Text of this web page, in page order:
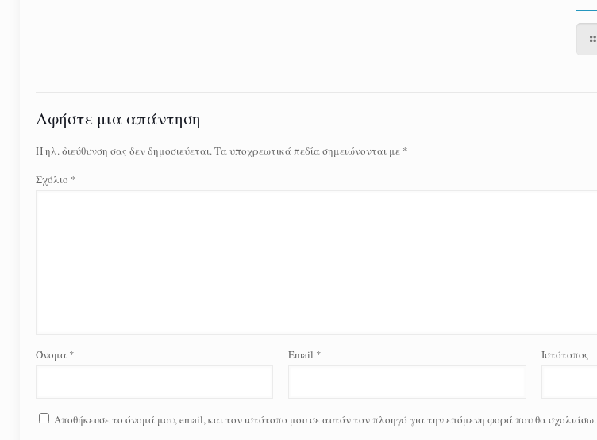
Αφήστε μια απάντηση
Η ηλ. διεύθυνση σας δεν δημοσιεύεται.Τα υποχρεωτικά πεδία σημειώνονται με *
Σχόλιο *
Όνομα * Email * Ιστότοπος
Αποθήκευσε το όνομά μου, email, και τον ιστότοπο μου σε αυτόν τον πλοηγό για την επόμενη φορά που θα σχολιάσω.